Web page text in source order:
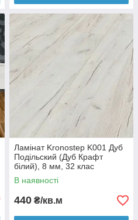
Ламінат Kronostep K001 Дуб
Подільский (Дуб Крафт
білий), 8 мм, 32 клас
В наявності
440 ₴/кв.м